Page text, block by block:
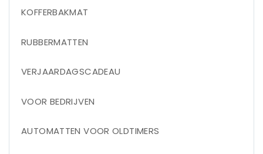
KOFFERBAKMAT
RUBBERMATTEN
VERJAARDAGSCADEAU
VOOR BEDRIJVEN
AUTOMATTEN VOOR OLDTIMERS